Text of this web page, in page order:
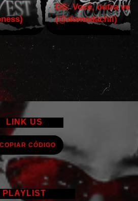
DS: Você, outra vez!
(@domodachii)
LINK US
COPIAR CÓDIGO
PLAYLIST